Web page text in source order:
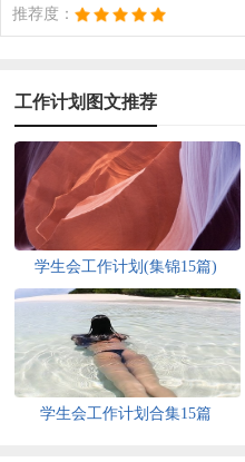
推荐度：
工作计划图文推荐
学生会工作计划(集锦15篇)
学生会工作计划合集15篇